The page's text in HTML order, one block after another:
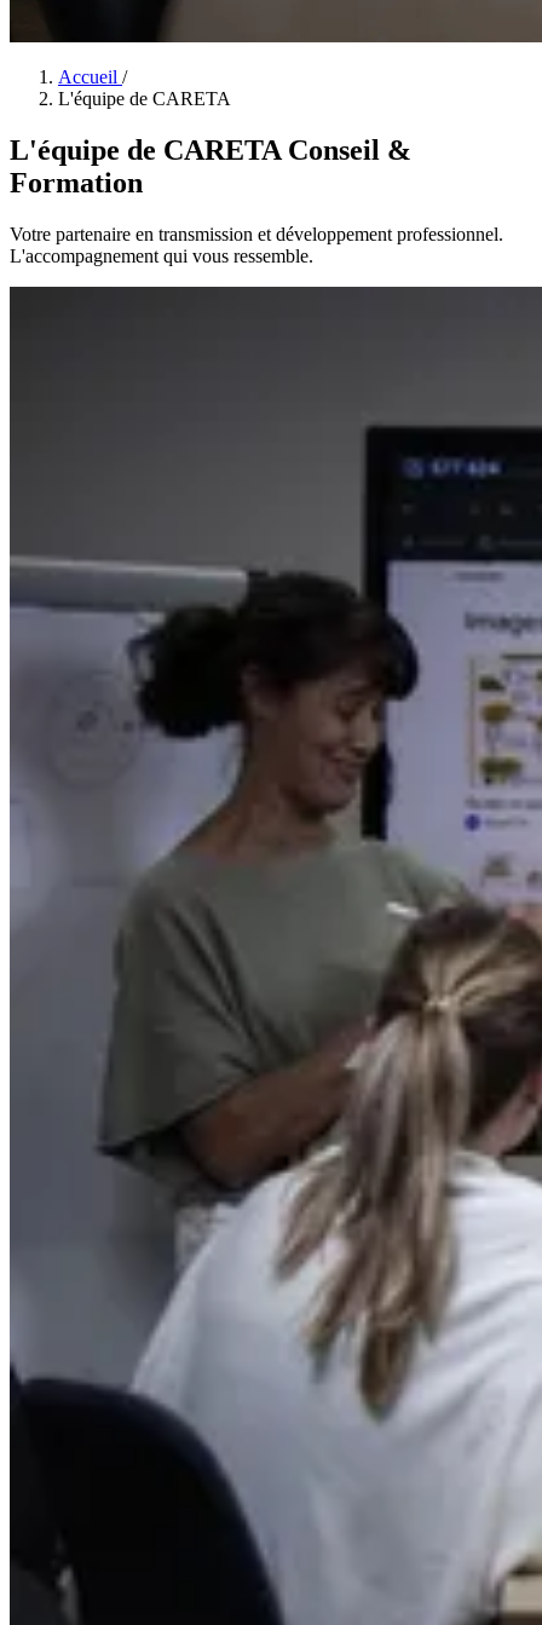
Accueil /
L'équipe de CARETA
L'équipe de CARETA Conseil &
Formation
Votre partenaire en transmission et développement professionnel.
L'accompagnement qui vous ressemble.